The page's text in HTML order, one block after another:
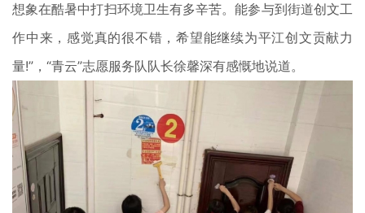
想象在酷暑中打扫环境卫生有多辛苦。能参与到街道创文工
作中来，感觉真的很不错，希望能继续为平江创文贡献力
量!”，“青云”志愿服务队队长徐馨深有感慨地说道。